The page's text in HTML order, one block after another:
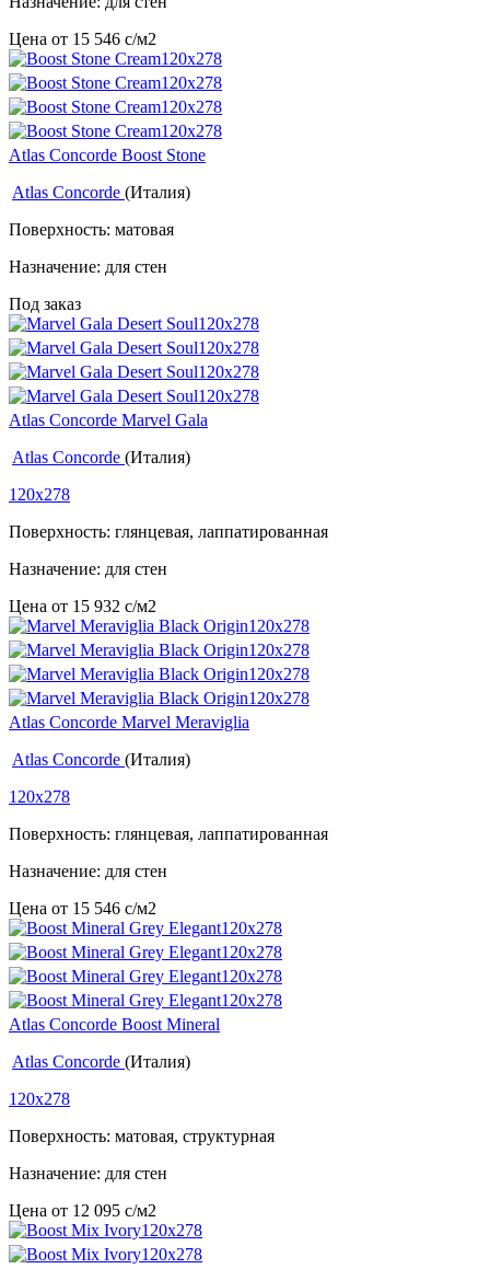
Цена от 15 546 c/м2
Atlas Concorde Boost Stone
Atlas Concorde (Италия)
Поверхность: матовая
Назначение: для стен
Под заказ
Atlas Concorde Marvel Gala
Atlas Concorde (Италия)
120x278
Поверхность: глянцевая, лаппатированная
Назначение: для стен
Цена от 15 932 c/м2
Atlas Concorde Marvel Meraviglia
Atlas Concorde (Италия)
120x278
Поверхность: глянцевая, лаппатированная
Назначение: для стен
Цена от 15 546 c/м2
Atlas Concorde Boost Mineral
Atlas Concorde (Италия)
120x278
Поверхность: матовая, структурная
Назначение: для стен
Цена от 12 095 c/м2